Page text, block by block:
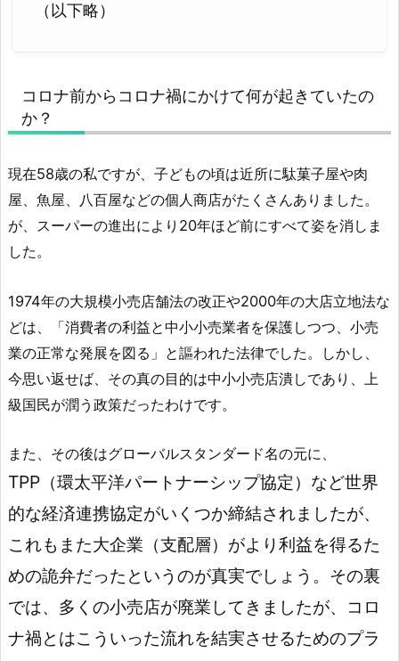
（以下略）
コロナ前からコロナ禍にかけて何が起きていたの
か？
現在58歳の私ですが、子どもの頃は近所に駄菓子屋や肉
屋、魚屋、八百屋などの個人商店がたくさんありました。
が、スーパーの進出により20年ほど前にすべて姿を消しま
した。
1974年の大規模小売店舗法の改正や2000年の大店立地法な
どは、「消費者の利益と中小小売業者を保護しつつ、小売
業の正常な発展を図る」と謳われた法律でした。しかし、
今思い返せば、その真の目的は中小小売店潰しであり、上
級国民が潤う政策だったわけです。
また、その後はグローバルスタンダード名の元に、
TPP（環太平洋パートナーシップ協定）など世界
的な経済連携協定がいくつか締結されましたが、
これもまた大企業（支配層）がより利益を得るた
めの詭弁だったというのが真実でしょう。その裏
では、多くの小売店が廃業してきましたが、コロ
ナ禍とはこういった流れを結実させるためのプラ